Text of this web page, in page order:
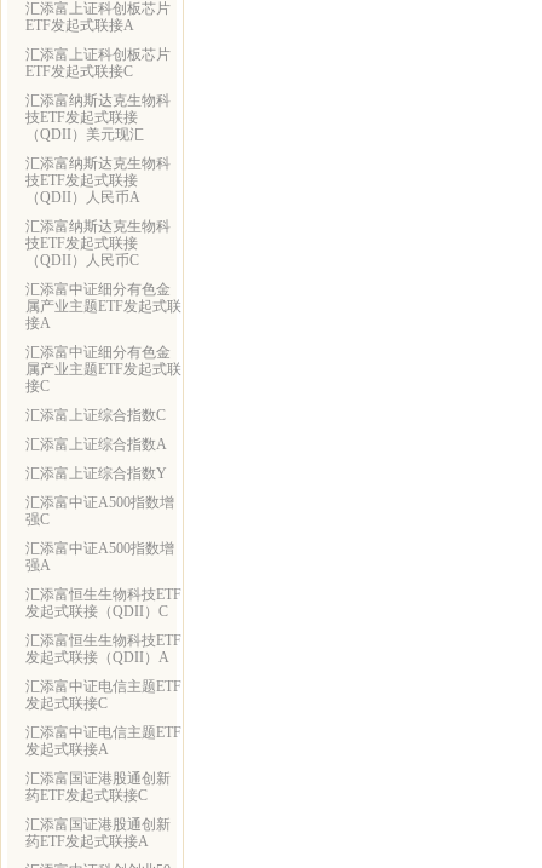
汇添富上证科创板芯片
ETF发起式联接A
汇添富上证科创板芯片
ETF发起式联接C
汇添富纳斯达克生物科
技ETF发起式联接
（QDII）美元现汇
汇添富纳斯达克生物科
技ETF发起式联接
（QDII）人民币A
汇添富纳斯达克生物科
技ETF发起式联接
（QDII）人民币C
汇添富中证细分有色金
属产业主题ETF发起式联
接A
汇添富中证细分有色金
属产业主题ETF发起式联
接C
汇添富上证综合指数C
汇添富上证综合指数A
汇添富上证综合指数Y
汇添富中证A500指数增
强C
汇添富中证A500指数增
强A
汇添富恒生生物科技ETF
发起式联接（QDII）C
汇添富恒生生物科技ETF
发起式联接（QDII）A
汇添富中证电信主题ETF
发起式联接C
汇添富中证电信主题ETF
发起式联接A
汇添富国证港股通创新
药ETF发起式联接C
汇添富国证港股通创新
药ETF发起式联接A